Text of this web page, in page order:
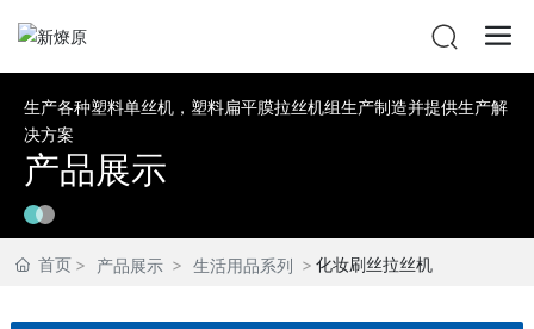
产品展示
生产各种塑料单丝机，塑料扁平膜拉丝机组生产制造并提供生产解
决方案
首页 产品展示 生活用品系列 化妆刷丝拉丝机